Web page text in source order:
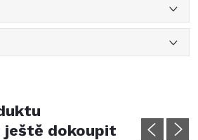
ještě dokoupit